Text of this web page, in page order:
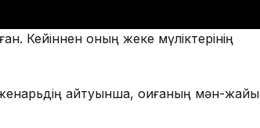
Кейіннен оның жеке мүліктерінің
айтуынша, оқиғаның мән-жайы